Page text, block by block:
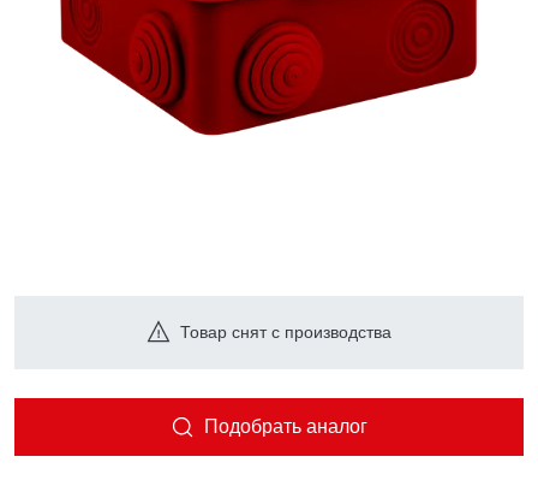
Товар снят с производства
Подобрать аналог